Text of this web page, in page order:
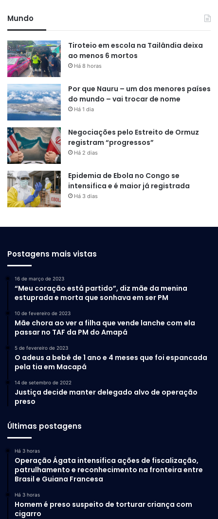
Mundo
Tiroteio em escola na Tailândia deixa
ao menos 6 mortos
Há 8 horas
Por que Nauru – um dos menores países
do mundo – vai trocar de nome
Há 1 dia
Negociações pelo Estreito de Ormuz
registram “progressos”
Há 2 dias
Epidemia de Ebola no Congo se
intensifica e é maior já registrada
Há 3 dias
Postagens mais vistas
16 de março de 2023
“Meu coração está partido”, diz mãe da menina
estuprada e morta que sonhava em ser PM
10 de fevereiro de 2023
Mãe chora ao ver a filha que vende lanche com ela
passar no TAF da PM do Amapá
5 de fevereiro de 2023
O adeus a bebê de 1 ano e 4 meses que foi espancada
pela tia em Macapá
14 de setembro de 2022
Justiça decide manter delegado alvo de operação
preso
Últimas postagens
Há 3 horas
Operação Ágata intensifica ações de fiscalização,
patrulhamento e reconhecimento na fronteira entre
Brasil e Guiana Francesa
Há 3 horas
Homem é preso suspeito de torturar criança com
cigarro